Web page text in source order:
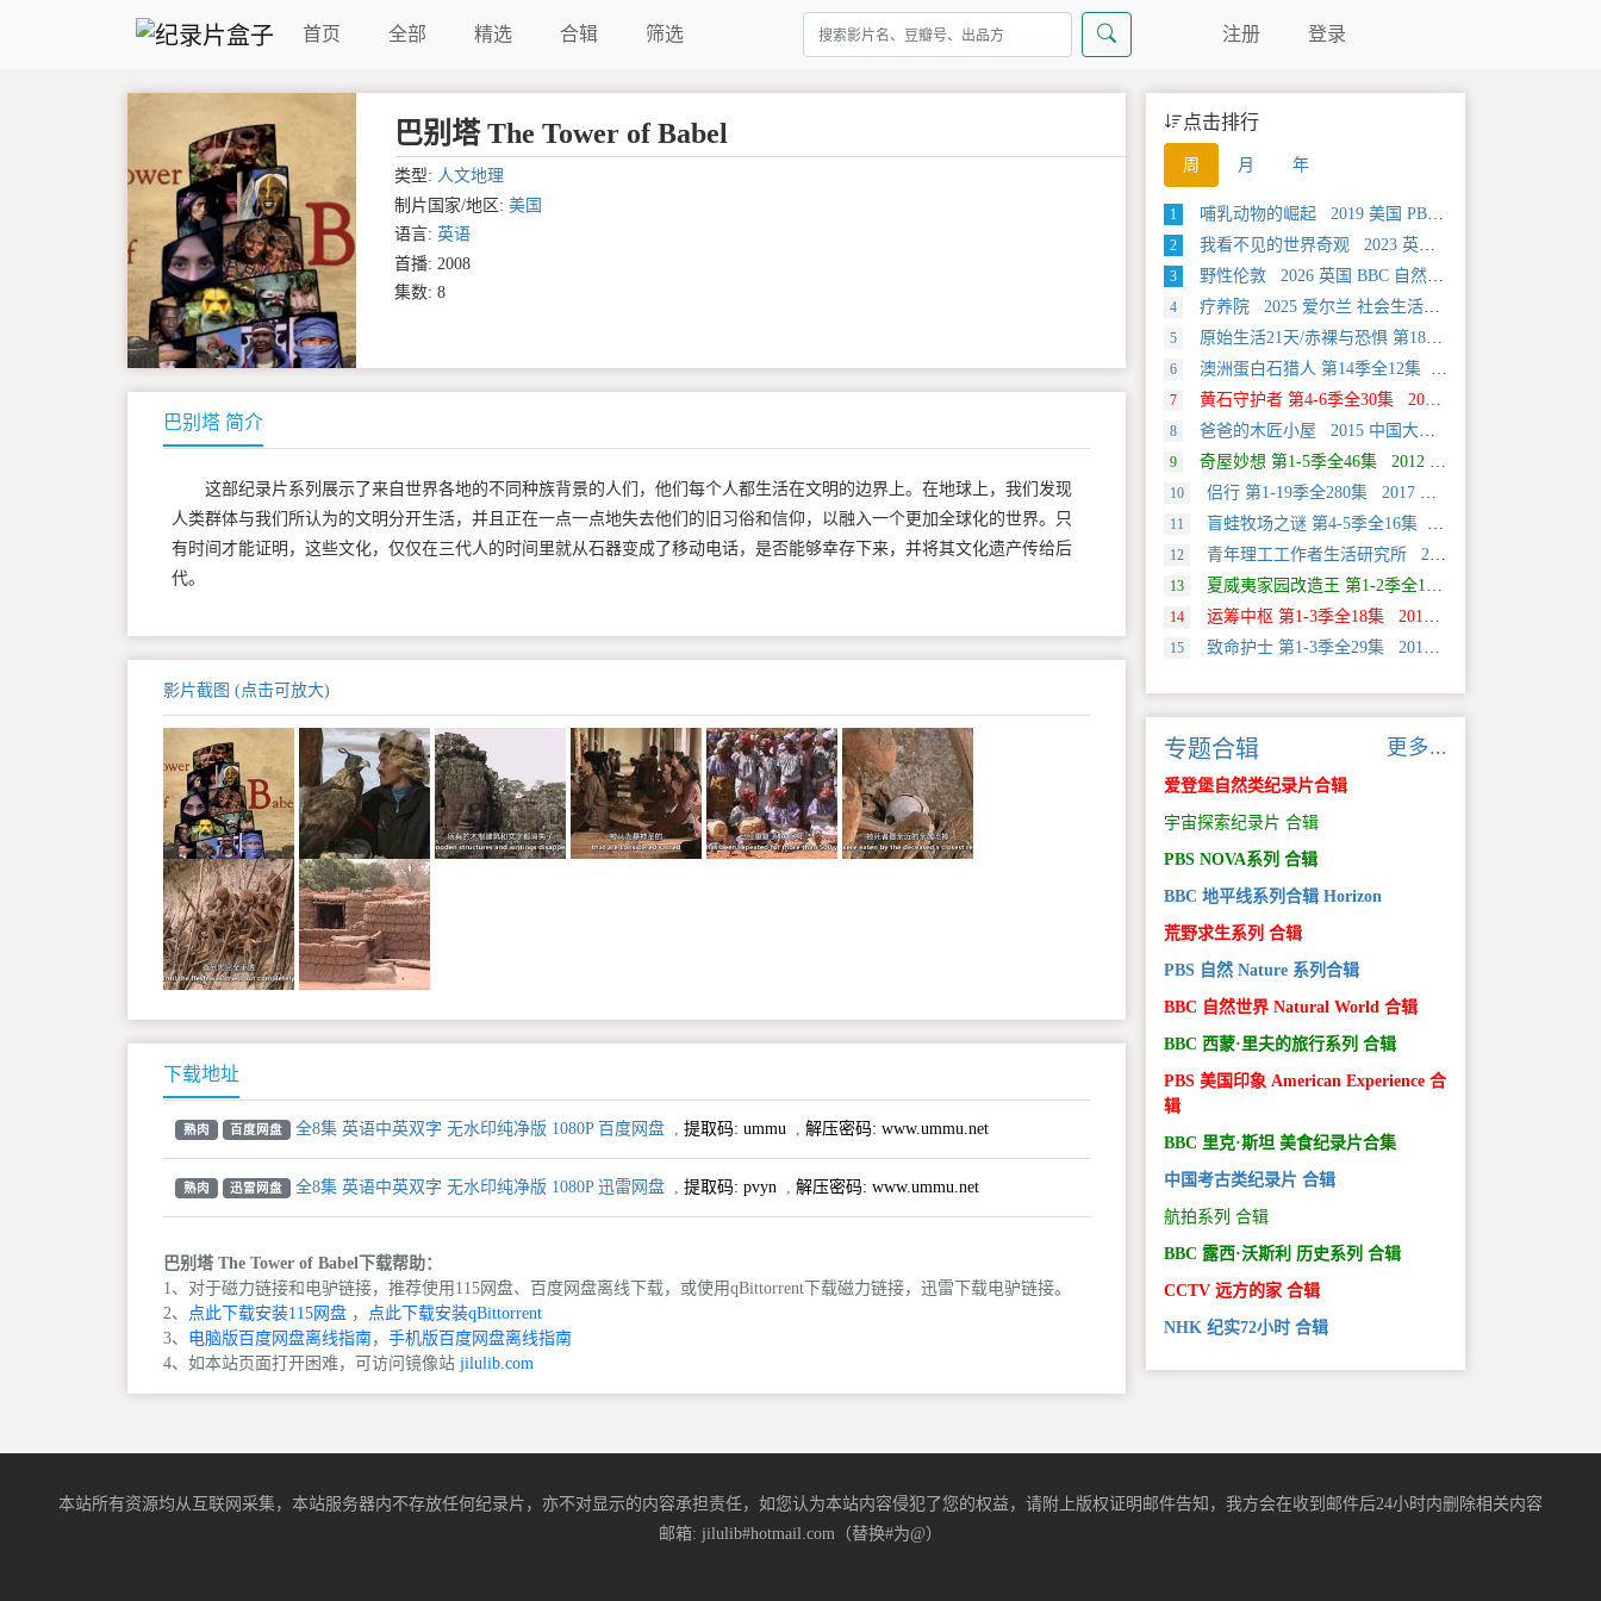
首页 全部 精选 合辑 筛选 注册 登录
巴别塔 The Tower of Babel
类型: 人文地理
制片国家/地区: 美国
语言: 英语
首播: 2008
集数: 8
巴别塔 简介
这部纪录片系列展示了来自世界各地的不同种族背景的人们，他们每个人都生活在文明的边界上。在地球上，我们发现
人类群体与我们所认为的文明分开生活，并且正在一点一点地失去他们的旧习俗和信仰，以融入一个更加全球化的世界。只
有时间才能证明，这些文化，仅仅在三代人的时间里就从石器变成了移动电话，是否能够幸存下来，并将其文化遗产传给后
代。
影片截图 (点击可放大)
下载地址
熟肉 百度网盘 全8集 英语中英双字 无水印纯净版 1080P 百度网盘 提取码:ummu 解压密码: www.ummu.net
熟肉 迅雷网盘 全8集 英语中英双字 无水印纯净版 1080P 迅雷网盘 提取码:pvyn 解压密码: www.ummu.net
巴别塔 The Tower of Babel下载帮助：
1、对于磁力链接和电驴链接，推荐使用115网盘、百度网盘离线下载，或使用qBittorrent下载磁力链接，迅雷下载电驴链接。
2、
点此下载安装115网盘 ，
点此下载安装qBittorrent
3、 电脑版百度网盘离线指南， 手机版百度网盘离线指南
4、如本站页面打开困难，可访问镜像站 jilulib.com
点击排行
周 月 年
1 哺乳动物的崛起 2019 美国 PBS 自然类纪录片
2 我看不见的世界奇观 2023 英国 旅行类纪录片
3 野性伦敦 2026 英国 BBC 自然类纪录片
4 疗养院 2025 爱尔兰 社会生活类纪录片
5 原始生活21天/赤裸与恐惧 第18季全12集 2025 美国 Discovery 真人秀&舞台类纪录片
6 澳洲蛋白石猎人 第14季全12集 2025 美国 Discovery 真人秀&舞台类纪录片
7 黄石守护者 第4-6季全30集 2024 美国 Discovery 真人秀&舞台类纪录片
8 爸爸的木匠小屋 2015 中国大陆 社会生活类纪录片
9 奇屋妙想 第1-5季全46集 2012 美国 HGTV 真人秀&舞台类纪录片
10 侣行 第1-19季全280集 2017 中国大陆 旅行类纪录片
11 盲蛙牧场之谜 第4-5季全16集 2025 美国 Discovery 探索类纪录片
12 青年理工工作者生活研究所 2022 中国大陆 社会生活类纪录片
13 夏威夷家园改造王 第1-2季全18集 2024 美国 HGTV 真人秀&舞台类纪录片
14 运筹中枢 第1-3季全18集 2013 美国 Discovery 科学类纪录片
15 致命护士 第1-3季全29集 2016 英国 传记类纪录片
专题合辑 更多...
爱登堡自然类纪录片合辑
宇宙探索纪录片 合辑
PBS NOVA系列 合辑
BBC 地平线系列合辑 Horizon
荒野求生系列 合辑
PBS 自然 Nature 系列合辑
BBC 自然世界 Natural World 合辑
BBC 西蒙·里夫的旅行系列 合辑
PBS 美国印象 American Experience 合
辑
BBC 里克·斯坦 美食纪录片合集
中国考古类纪录片 合辑
航拍系列 合辑
BBC 露西·沃斯利 历史系列 合辑
CCTV 远方的家 合辑
NHK 纪实72小时 合辑
本站所有资源均从互联网采集，本站服务器内不存放任何纪录片，亦不对显示的内容承担责任，如您认为本站内容侵犯了您的权益，请附上版权证明邮件告知，我方会在收到邮件后24小时内删除相关内容
邮箱: jilulib#hotmail.com（替换#为@）